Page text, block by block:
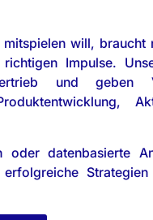
will, braucht
Impulse.
und geben
oder datenbasierte
Strategien